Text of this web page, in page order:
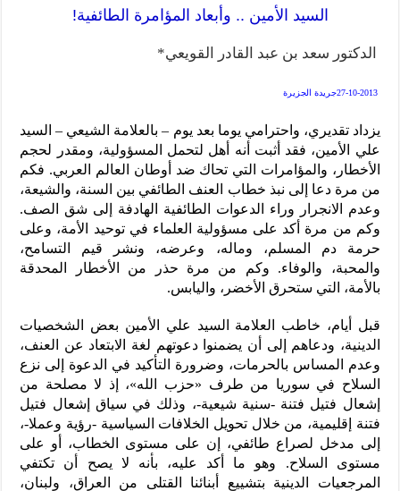
السيد الأمين .. وأبعاد المؤامرة الطائفية!
الدكتور سعد بن عبد القادر القويعي*
27-10-2013جريدة الجزيرة
يزداد تقديري، واحترامي يوما بعد يوم – بالعلامة الشيعي – السيد
علي الأمين، فقد أثبت أنه أهل لتحمل المسؤولية، ومقدر لحجم
الأخطار، والمؤامرات التي تحاك ضد أوطان العالم العربي. فكم
من مرة دعا إلى نبذ خطاب العنف الطائفي بين السنة، والشيعة،
وعدم الانجرار وراء الدعوات الطائفية الهادفة إلى شق الصف.
وكم من مرة أكد على مسؤولية العلماء في توحيد الأمة، وعلى
حرمة دم المسلم، وماله، وعرضه، ونشر قيم التسامح،
والمحبة، والوفاء. وكم من مرة حذر من الأخطار المحدقة
بالأمة، التي ستحرق الأخضر، واليابس.
قبل أيام، خاطب العلامة السيد علي الأمين بعض الشخصيات
الدينية، ودعاهم إلى أن يضمنوا دعوتهم لغة الابتعاد عن العنف،
وعدم المساس بالحرمات، وضرورة التأكيد في الدعوة إلى نزع
السلاح في سوريا من طرف «حزب الله»، إذ لا مصلحة من
إشعال فتيل فتنة -سنية شيعية-، وذلك في سياق إشعال فتيل
فتنة إقليمية، من خلال تحويل الخلافات السياسية -رؤية وعملا-،
إلى مدخل لصراع طائفي، إن على مستوى الخطاب، أو على
مستوى السلاح. وهو ما أكد عليه، بأنه لا يصح أن تكتفي
المرجعيات الدينية بتشييع أبنائنا القتلى من العراق، ولبنان،